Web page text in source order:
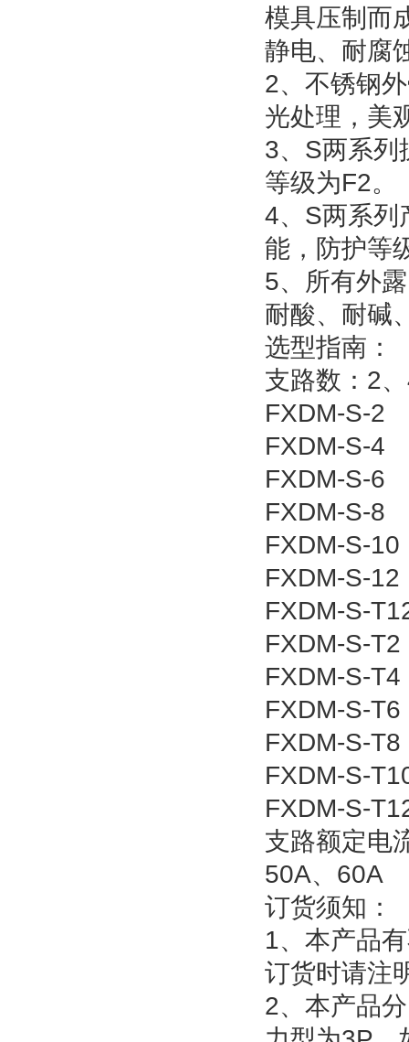
模具压制而
静电、耐腐
2、不锈钢
光处理，美
3、S两系列
等级为F2。
4、S两系列
能，防护等
5、所有外
耐酸、耐碱
选型指南：
支路数：2
FXDM-S-2
FXDM-S-4
FXDM-S-6
FXDM-S-8
FXDM-S-10
FXDM-S-12
FXDM-S-
FXDM-S-T2
FXDM-S-T4
FXDM-S-T6
FXDM-S-T8
FXDM-S-
FXDM-S-
支路额定电
50A、60A
订货须知：
1、本产品
订货时请注
2、本产品